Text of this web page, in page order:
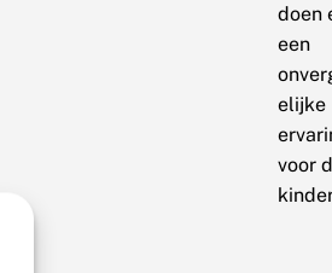
doen
een
elijke
voor